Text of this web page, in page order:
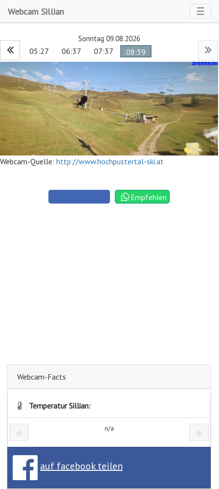
Webcam Sillian ☰
Sonntag 09.08.2026
05:27 06:37 07:37 08:39
Webcam-Quelle: http://www.hochpustertal-ski.at
Empfehlen
Webcam-Facts
Temperatur Sillian:
n/a
auf facebook teilen